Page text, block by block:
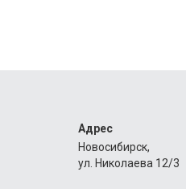
Адрес
Новосибирск,
ул. Николаева 12/3